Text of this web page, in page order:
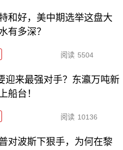
和好，美中期选举这盘大
有多深？
阅读 5504
迎来最强对手？东瀛万吨新
船台！
阅读 10136
对波斯下狠手，为何在黎